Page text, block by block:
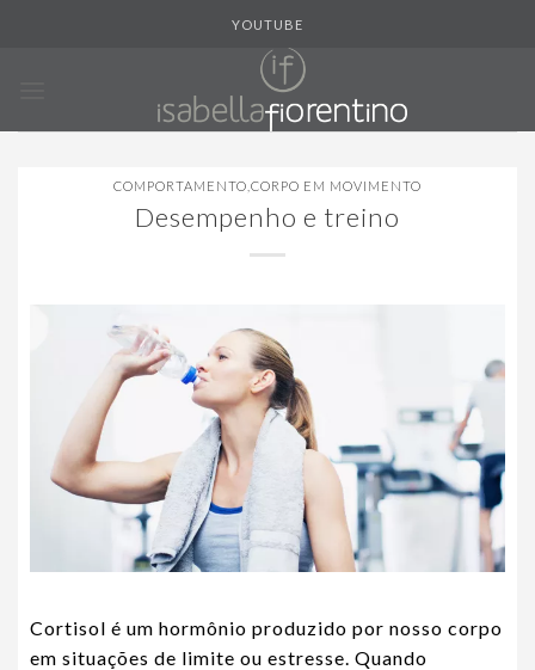
YOUTUBE
COMPORTAMENTO CORPO EM MOVIMENTO
Desempenho e treino
Cortisol é um hormônio produzido por nosso corpo
em situações de limite ou estresse. Quando